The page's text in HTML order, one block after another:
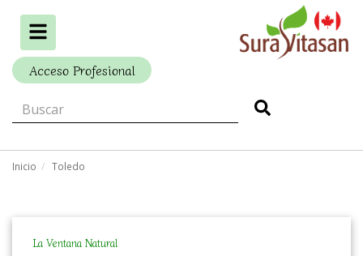
Alternar
navegación
Acceso Profesional
Inicio Toledo
La Ventana Natural